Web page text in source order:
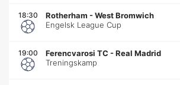
18:30 Rotherham -West Bromwich
Engelsk League Cup
19:00 Ferencvarosi TC -Real Madrid
Treningskamp